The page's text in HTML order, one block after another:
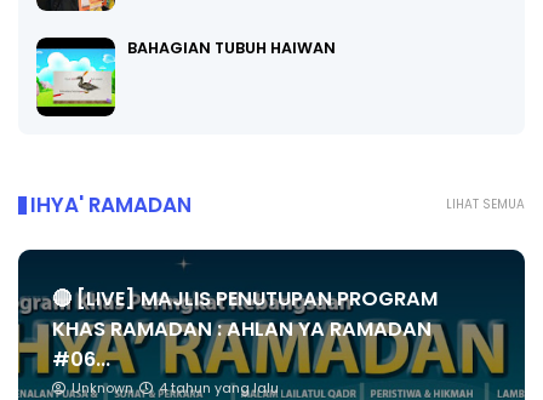
BAHAGIAN TUBUH HAIWAN
LIHAT SEMUA
IHYA' RAMADAN
🔴 [LIVE] MAJLIS PENUTUPAN PROGRAM
KHAS RAMADAN : AHLAN YA RAMADAN
#06...
Unknown 4 tahun yang lalu